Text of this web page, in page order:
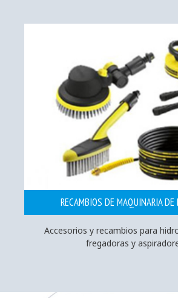
RECAMBIOS DE MAQUINARIA
Accesorios y recambios para
fregadoras y